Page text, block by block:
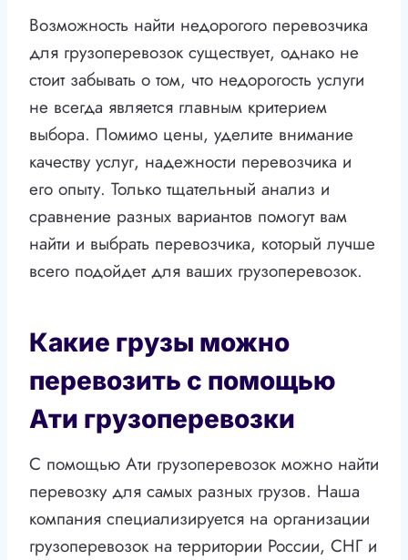
Возможность найти недорогого перевозчика
для грузоперевозок существует, однако не
стоит забывать о том, что недорогость услуги
не всегда является главным критерием
выбора. Помимо цены, уделите внимание
качеству услуг, надежности перевозчика и
его опыту. Только тщательный анализ и
сравнение разных вариантов помогут вам
найти и выбрать перевозчика, который лучше
всего подойдет для ваших грузоперевозок.
Какие грузы можно
перевозить с помощью
Ати грузоперевозки
С помощью Ати грузоперевозок можно найти
перевозку для самых разных грузов. Наша
компания специализируется на организации
грузоперевозок на территории России, СНГ и